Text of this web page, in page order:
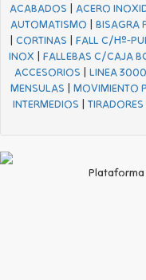
ACABADOS | ACERO
AUTOMATISMO | BISAGRA
| CORTINAS | FALL C/Hº-
INOX | FALLEBAS C/CAJA
ACCESORIOS | LINEA 3000
MENSULAS | MOVIMIENTO
INTERMEDIOS |
Plataforma